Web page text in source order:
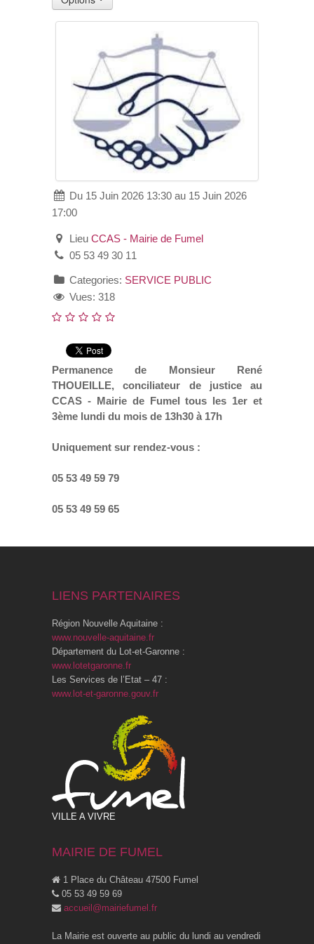
VIE SCOLAIRE
SOCIAL
SPORTS ET LOISIRS
DÉCISIONS & DÉLIBÉRATIONS
RENDEZ-VOUS EN LIGNE
Du 15 Juin 2026 13:30 au 15 Juin 2026
17:00
Lieu CCAS - Mairie de Fumel
05 53 49 30 11
Categories: SERVICE PUBLIC
Vues: 318
Permanence de Monsieur René
THOUEILLE, conciliateur de justice au
CCAS - Mairie de Fumel tous les 1er et
3ème lundi du mois de 13h30 à 17h
Uniquement sur rendez-vous :
05 53 49 59 79
05 53 49 59 65
LIENS PARTENAIRES
Région Nouvelle Aquitaine :
www.nouvelle-aquitaine.fr
Département du Lot-et-Garonne :
www.lotetgaronne.fr
Les Services de l’Etat – 47 :
www.lot-et-garonne.gouv.fr
VILLE A VIVRE
MAIRIE DE FUMEL
1 Place du Château 47500 Fumel
05 53 49 59 69
accueil@mairiefumel.fr
La Mairie est ouverte au public du lundi au vendredi